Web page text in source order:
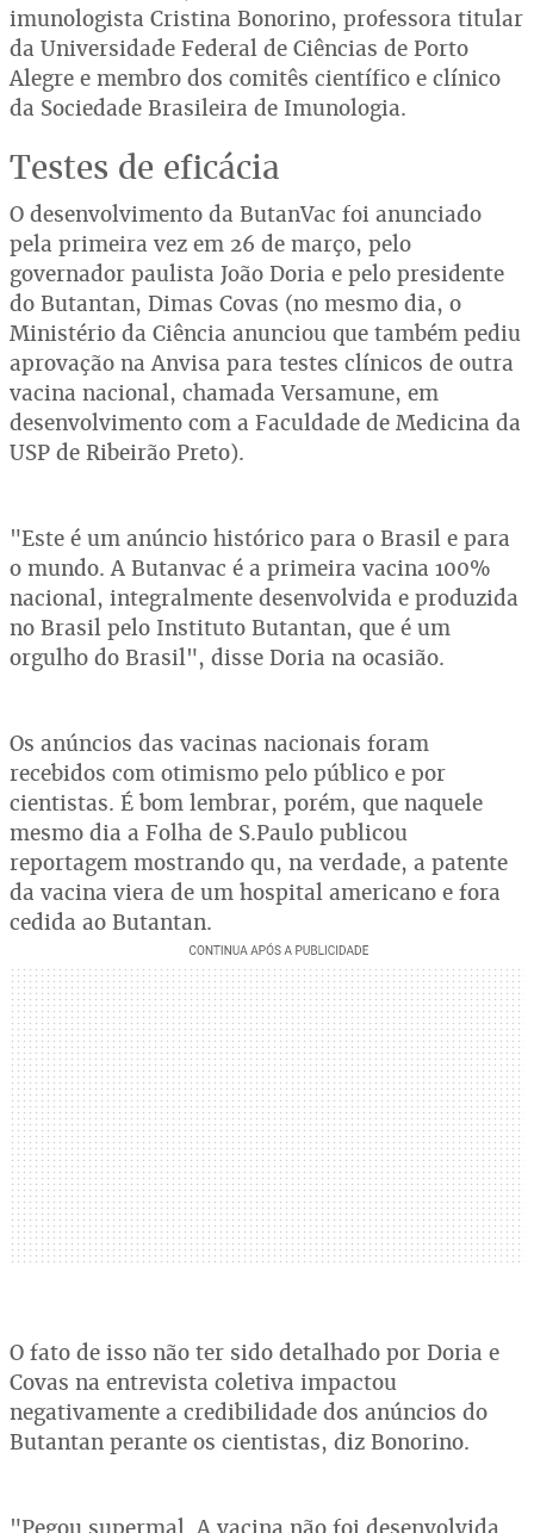
imunologista Cristina Bonorino, professora titular
da Universidade Federal de Ciências de Porto
Alegre e membro dos comitês científico e clínico
da Sociedade Brasileira de Imunologia.
Testes de eficácia
O desenvolvimento da ButanVac foi anunciado
pela primeira vez em 26 de março, pelo
governador paulista João Doria e pelo presidente
do Butantan, Dimas Covas (no mesmo dia, o
Ministério da Ciência anunciou que também pediu
aprovação na Anvisa para testes clínicos de outra
vacina nacional, chamada Versamune, em
desenvolvimento com a Faculdade de Medicina da
USP de Ribeirão Preto).
"Este é um anúncio histórico para o Brasil e para
o mundo. A Butanvac é a primeira vacina 100%
nacional, integralmente desenvolvida e produzida
no Brasil pelo Instituto Butantan, que é um
orgulho do Brasil", disse Doria na ocasião.
Os anúncios das vacinas nacionais foram
recebidos com otimismo pelo público e por
cientistas. É bom lembrar, porém, que naquele
mesmo dia a Folha de S.Paulo publicou
reportagem mostrando qu, na verdade, a patente
da vacina viera de um hospital americano e fora
cedida ao Butantan.
O fato de isso não ter sido detalhado por Doria e
Covas na entrevista coletiva impactou
negativamente a credibilidade dos anúncios do
Butantan perante os cientistas, diz Bonorino.